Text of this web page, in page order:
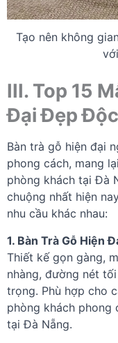
Tạo nên không
III. Top 15
Đại Đẹp
Bàn trà gỗ hiện đại
phong cách, mang
phòng khách tại Đà
chuộng nhất hiện
nhu cầu khác nhau:
1. Bàn Trà Gỗ Hiện
Thiết kế gọn gàng,
nhàng, đường nét
trọng. Phù hợp cho
phòng khách phong
tại Đà Nẵng.